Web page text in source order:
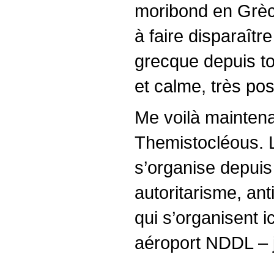
moribond en
à faire
grecque depuis
et calme, très
Me voilà
Themistocléous.
s’organise
autoritarisme,
qui s’organisent
aéroport NDDL –